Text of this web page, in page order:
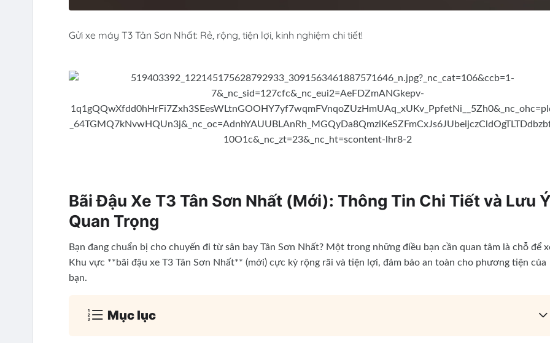
Gửi xe máy T3 Tân Sơn Nhất: Rẻ, rộng, tiện lợi, kinh nghiệm chi tiết!
Bãi Đậu Xe T3 Tân Sơn Nhất (Mới): Thông Tin Chi Tiết và Lưu
Quan Trọng
Bạn đang chuẩn bị cho chuyến đi từ sân bay Tân Sơn Nhất? Một trong những điều bạn cần quan tâm là chỗ để
Khu vực **bãi đậu xe T3 Tân Sơn Nhất** (mới) cực kỳ rộng rãi và tiện lợi, đảm bảo an toàn cho phương tiện của
bạn.
Mục lục